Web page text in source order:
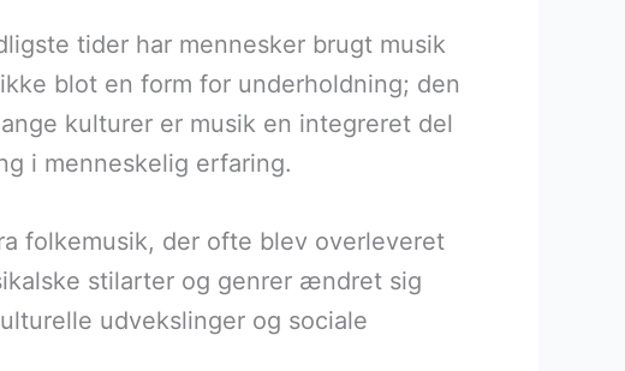
tider har mennesker brugt musik
blot en form for underholdning; den
kulturer er musik en integreret del
i menneskelig erfaring.
folkemusik, der ofte blev overleveret
stilarter og genrer ændret sig
udvekslinger og sociale